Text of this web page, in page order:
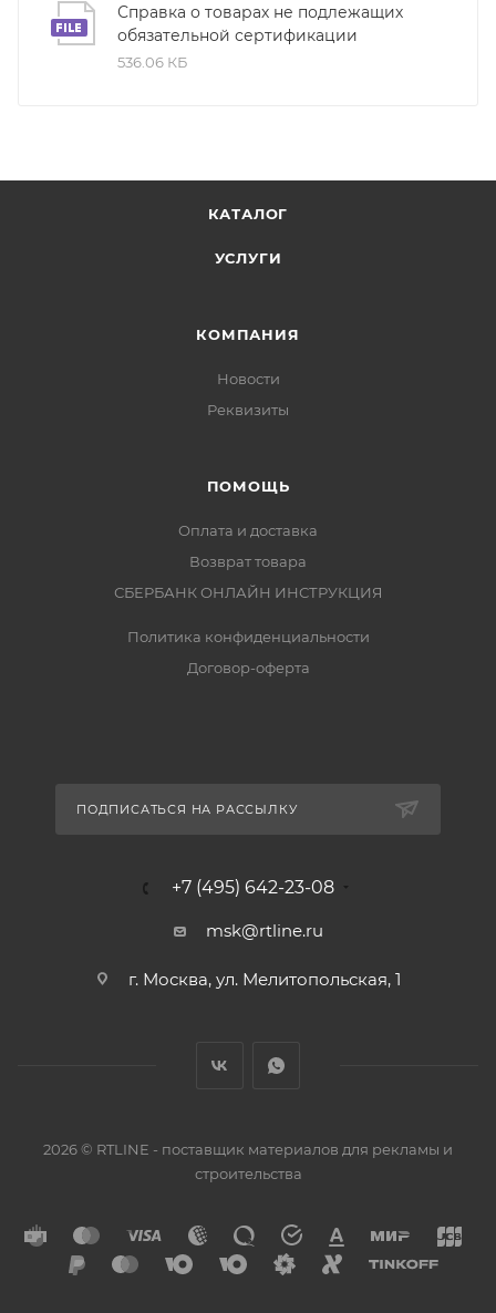
Справка о товарах не подлежащих
обязательной сертификации
536.06 КБ
КАТАЛОГ
УСЛУГИ
КОМПАНИЯ
Новости
Реквизиты
ПОМОЩЬ
Оплата и доставка
Возврат товара
СБЕРБАНК ОНЛАЙН ИНСТРУКЦИЯ
Политика конфиденциальности
Договор-оферта
ПОДПИСАТЬСЯ НА РАССЫЛКУ
+7 (495) 642-23-08
msk@rtline.ru
г. Москва, ул. Мелитопольская, 1
2026 © RTLINE - поставщик материалов для рекламы и
строительства